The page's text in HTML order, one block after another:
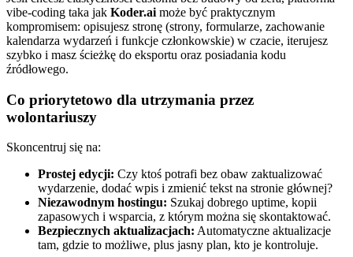
vibe-coding taka jak Koder.ai może być praktycznym
kompromisem: opisujesz stronę (strony, formularze, zachowanie
kalendarza wydarzeń i funkcje członkowskie) w czacie, iterujesz
szybko i masz ścieżkę do eksportu oraz posiadania kodu
źródłowego.
Co priorytetowo dla utrzymania przez
wolontariuszy
Skoncentruj się na:
Prostej edycji: Czy ktoś potrafi bez obaw zaktualizować
wydarzenie, dodać wpis i zmienić tekst na stronie głównej?
Niezawodnym hostingu: Szukaj dobrego uptime, kopii
zapasowych i wsparcia, z którym można się skontaktować.
Bezpiecznych aktualizacjach: Automatyczne aktualizacje
tam, gdzie to możliwe, plus jasny plan, kto je kontroluje.